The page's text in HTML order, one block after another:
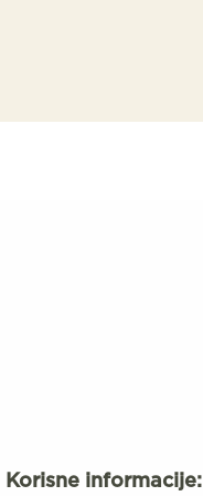
Korisne informacije: